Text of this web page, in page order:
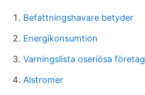
Befattningshavare betyder
Energikonsumtion
Varningslista oseriösa företag
Alstromer